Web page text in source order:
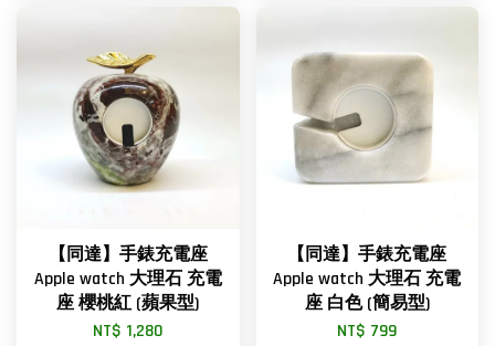
【同達】手錶充電座
Apple watch 大理石 充電
座 櫻桃紅 (蘋果型)
NT$ 1,280
【同達】手錶充電座
Apple watch 大理石 充電
座 白色 (簡易型)
NT$ 799